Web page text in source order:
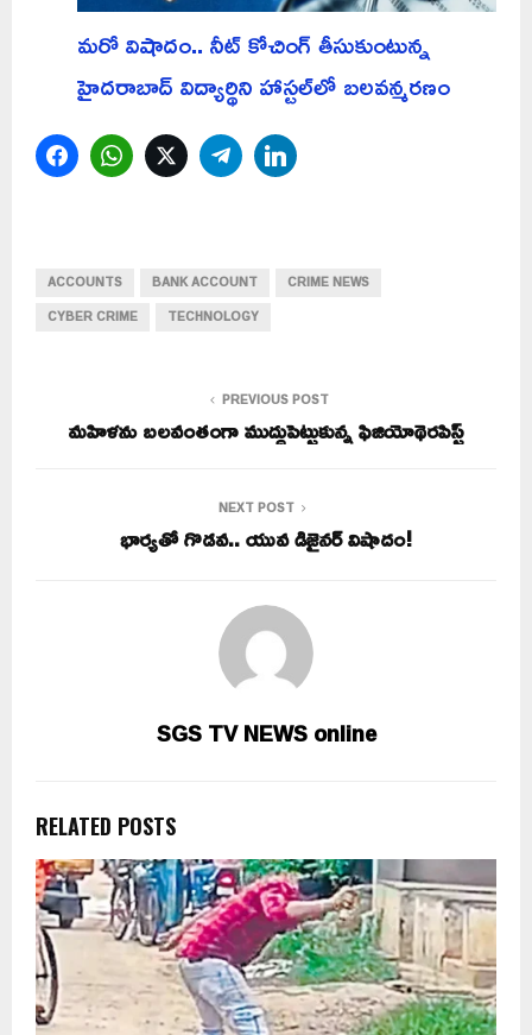
మరో విషాదం.. నీట్ కోచింగ్ తీసుకుంటున్న
హైదరాబాద్ విద్యార్థిని హాస్టల్‌లో బలవన్మరణం
FacebookWhatsAppTwitterTelegram
ACCOUNTS BANK ACCOUNT
CRIME NEWS
CYBER CRIME
TECHNOLOGY
PREVIOUS POST
మహిళను బలవంతంగా ముద్దుపెట్టుకున్న ఫిజియోథెరపిస్ట్
NEXT POST
భార్యతో గొడవ.. యువ డిజైనర్ విషాదం!
SGS TV NEWS online
RELATED POSTS